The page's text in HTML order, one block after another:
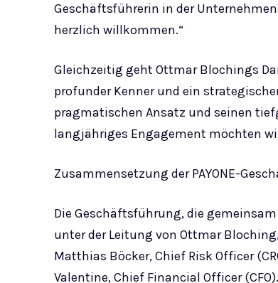
Geschäftsführerin in der
herzlich willkommen.“
Gleichzeitig geht Ottmar Blochings
profunder Kenner und ein
pragmatischen Ansatz und seinen
langjähriges Engagement möchten
Zusammensetzung der PAYONE-
Die Geschäftsführung, die
unter der Leitung von Ottmar
Matthias Böcker, Chief Risk Officer
Valentine, Chief Financial Officer (CFO).